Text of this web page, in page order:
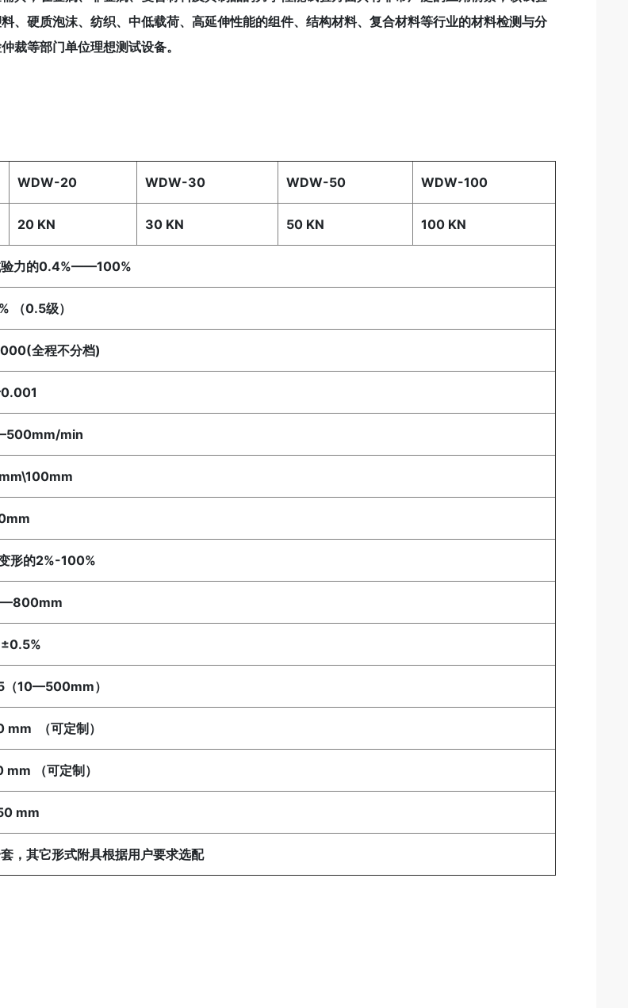
、硬质泡沫、纺织、中低载荷、高延伸性能的组件、结构材料、复合材料等行业的材料检测与分
裁等部门单位理想测试设备。
WDW-20 WDW-30 WDW-50 WDW-100
20 KN 30 KN 50 KN 100 KN
级）
不分档)
min
100%
）
定制）
定制）
，其它形式附具根据用户要求选配